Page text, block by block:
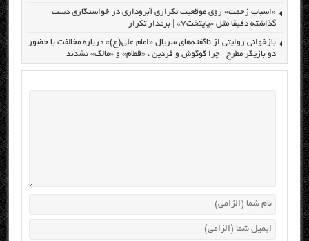
«اسباب زحمت» روی موقعیت تکراری آبروداری در خواستگاری دست
گذاشته دقیقا مثل «پایتخت۷» | برمدار تکرار
بازخوانی روایتی از ناگفته‌های سریال «امام علی(ع)» درباره مخالفت با حضور
دو بازیگر مطرح | چرا گوگوش و فردین ، «قطام» و «مالک» نشدند